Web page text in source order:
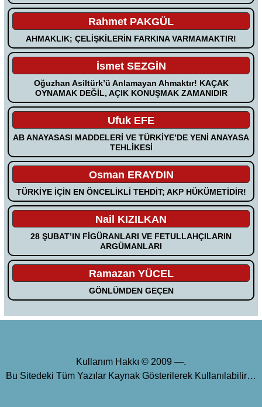
Rahmet PAKGÜL
AHMAKLIK; ÇELİŞKİLERİN FARKINA VARMAMAKTIR!
İsmet SEZGİN
Oğuzhan Asiltürk’ü Anlamayan Ahmaktır! KAÇAK
OYNAMAK DEĞİL, AÇIK KONUŞMAK ZAMANIDIR
Ufuk EFE
AB ANAYASASI MADDELERİ VE TÜRKİYE’DE YENİ ANAYASA
TEHLİKESİ
Osman ERAYDIN
TÜRKİYE İÇİN EN ÖNCELİKLİ TEHDİT; AKP HÜKÜMETİDİR!
Nail KIZILKAN
28 ŞUBAT’IN FİGÜRANLARI VE FETULLAHÇILARIN
ARGÜMANLARI
Ramazan YÜCEL
GÖNLÜMDEN GEÇEN
Kullanım Hakkı © 2009 —.
Bu Sitedeki Tüm Yazılar Kaynak Gösterilerek Kullanılabilir…